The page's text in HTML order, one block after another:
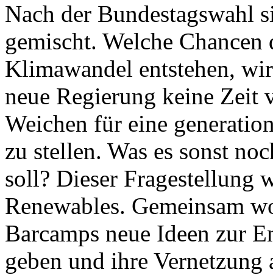
Nach der Bundestagswahl
gemischt. Welche
Klimawandel entstehen,
neue Regierung keine Zeit
Weichen für eine
zu stellen. Was es sonst
soll? Dieser Fragestellung
Renewables. Gemeinsam
Barcamps neue Ideen zur
geben und ihre Vernetzung